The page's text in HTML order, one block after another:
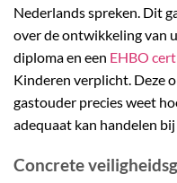
Nederlands spreken. Dit
over de ontwikkeling van
diploma en een EHBO
Kinderen verplicht. Deze
gastouder precies weet
adequaat kan handelen
Concrete